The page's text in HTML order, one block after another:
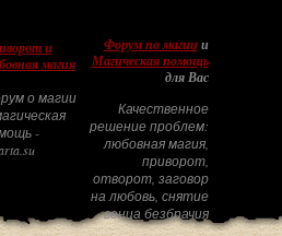
и
магия
о магии
-
Форум по магиии
Магическая помощь
для Вас
Качественное
решение проблем:
любовная магия,
приворот,
отворот, заговор
на любовь, снятие
венца безбрачия